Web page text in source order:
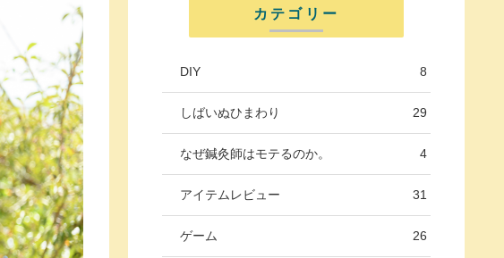
カテゴリー
DIY 8
しばいぬひまわり 29
なぜ鍼灸師はモテるのか。 4
アイテムレビュー 31
ゲーム 26